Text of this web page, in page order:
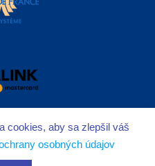
cookies, aby sa zlepšil váš
osobných údajov